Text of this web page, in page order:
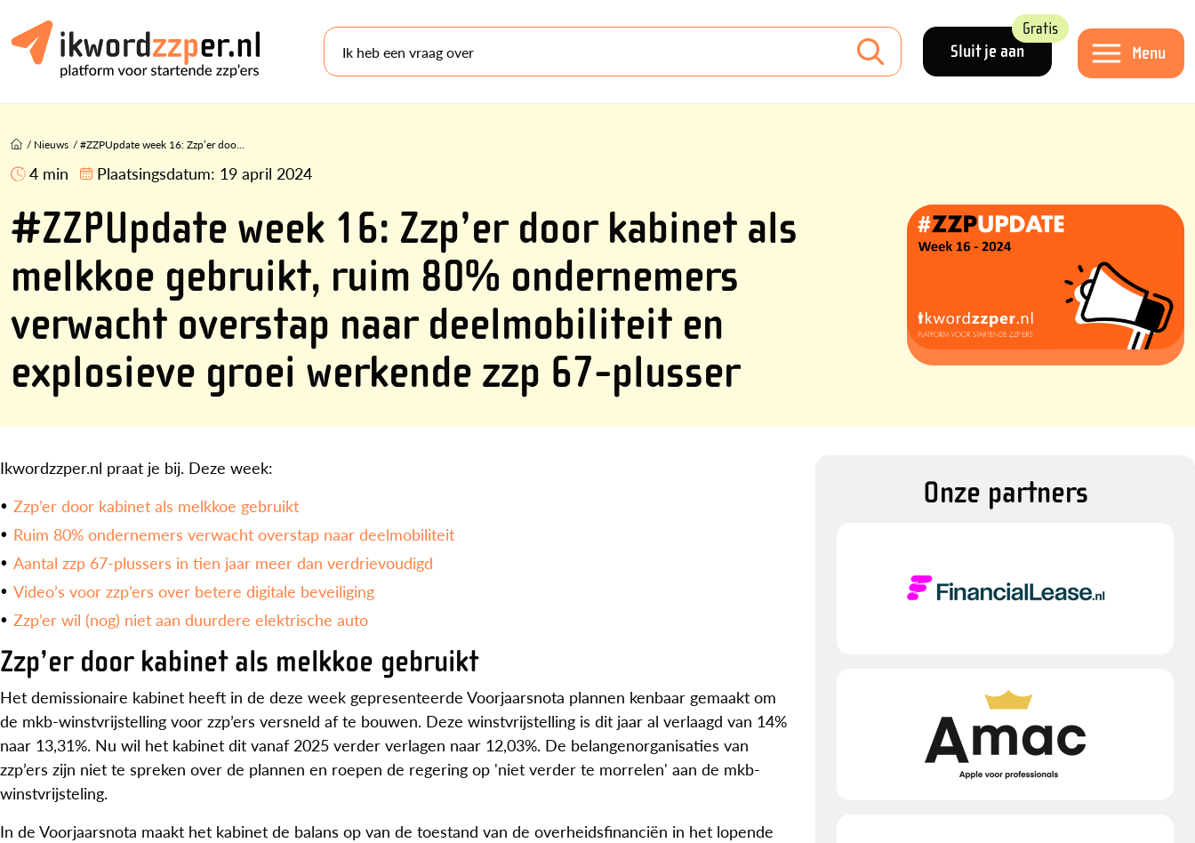
Sluit je aan
Gratis
Menu
Ik heb een vraag over
/ Nieuws /#ZZPUpdate week 16: Zzp’er doo...
4 min Plaatsingsdatum: 19 april 2024
#ZZPUpdate week 16: Zzp’er door kabinet als
melkkoe gebruikt, ruim 80% ondernemers
verwacht overstap naar deelmobiliteit en
explosieve groei werkende zzp 67-plusser
Ikwordzzper.nl praat je bij. Deze week:
Zzp’er door kabinet als melkkoe gebruikt
Ruim 80% ondernemers verwacht overstap naar deelmobiliteit
Aantal zzp 67-plussers in tien jaar meer dan verdrievoudigd
Video’s voor zzp’ers over betere digitale beveiliging
Zzp’er wil (nog) niet aan duurdere elektrische auto
Zzp’er door kabinet als melkkoe gebruikt
Het demissionaire kabinet heeft in de deze week gepresenteerde Voorjaarsnota plannen kenbaar gemaakt om
de mkb-winstvrijstelling voor zzp’ers versneld af te bouwen. Deze winstvrijstelling is dit jaar al verlaagd van 14%
naar 13,31%. Nu wil het kabinet dit vanaf 2025 verder verlagen naar 12,03%. De belangenorganisaties van
zzp’ers zijn niet te spreken over de plannen en roepen de regering op 'niet verder te morrelen' aan de mkb-
winstvrijsteling.
In de Voorjaarsnota maakt het kabinet de balans op van de toestand van de overheidsfinanciën in het lopende
Onze partners